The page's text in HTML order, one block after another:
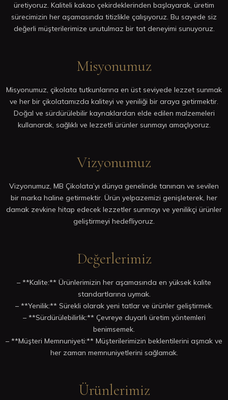
üretiyoruz. Kaliteli kakao çekirdeklerinden başlayarak, üretim
sürecimizin her aşamasında titizlikle çalışıyoruz. Bu sayede siz
değerli müşterilerimize unutulmaz bir tat deneyimi sunuyoruz.
Misyonumuz
Misyonumuz, çikolata tutkunlarına en üst seviyede lezzet sunmak
ve her bir çikolatamızda kaliteyi ve yeniliği bir araya getirmektir.
Doğal ve sürdürülebilir kaynaklardan elde edilen malzemeleri
kullanarak, sağlıklı ve lezzetli ürünler sunmayı amaçlıyoruz.
Vizyonumuz
Vizyonumuz, MB Çikolata’yı dünya genelinde tanınan ve sevilen
bir marka haline getirmektir. Ürün yelpazemizi genişleterek, her
damak zevkine hitap edecek lezzetler sunmayı ve yenilikçi ürünler
geliştirmeyi hedefliyoruz.
Değerlerimiz
– **Kalite:** Ürünlerimizin her aşamasında en yüksek kalite
standartlarına uymak.
– **Yenilik:** Sürekli olarak yeni tatlar ve ürünler geliştirmek.
– **Sürdürülebilirlik:** Çevreye duyarlı üretim yöntemleri
benimsemek.
– **Müşteri Memnuniyeti:** Müşterilerimizin beklentilerini aşmak ve
her zaman memnuniyetlerini sağlamak.
Ürünlerimiz